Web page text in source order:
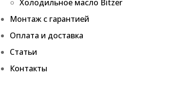
Холодильное масло Bitzer
Монтаж с гарантией
Оплата и доставка
Статьи
Контакты